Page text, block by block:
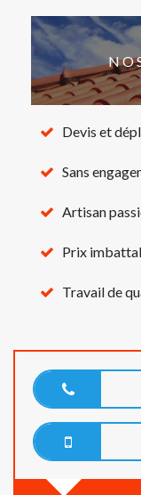
Devis et
Sans
Artisan
Prix
Travail de